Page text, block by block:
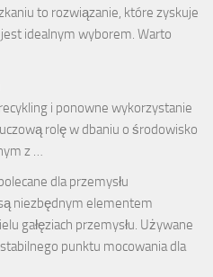
to rozwiązanie, które zyskuje
idealnym wyborem. Warto
i ponowne wykorzystanie
rolę w dbaniu o środowisko
z …
dla przemysłu
niezbędnym elementem
gałęziach przemysłu. Używane
punktu mocowania dla